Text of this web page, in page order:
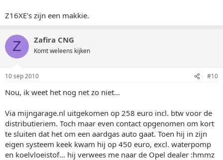
Z16XE's zijn een makkie.
Z Zafira CNG
Komt weleens kijken
10 sep 2010 #10
Nou, ik weet het nog net zo niet...
Via mijngarage.nl uitgekomen op 258 euro incl. btw voor de
distributieriem. Toch maar even contact opgenomen om kort
te sluiten dat het om een aardgas auto gaat. Toen hij in zijn
eigen systeem keek kwam hij op 450 euro, excl. waterpomp
en koelvloeistof... hij verwees me naar de Opel dealer :hmmz